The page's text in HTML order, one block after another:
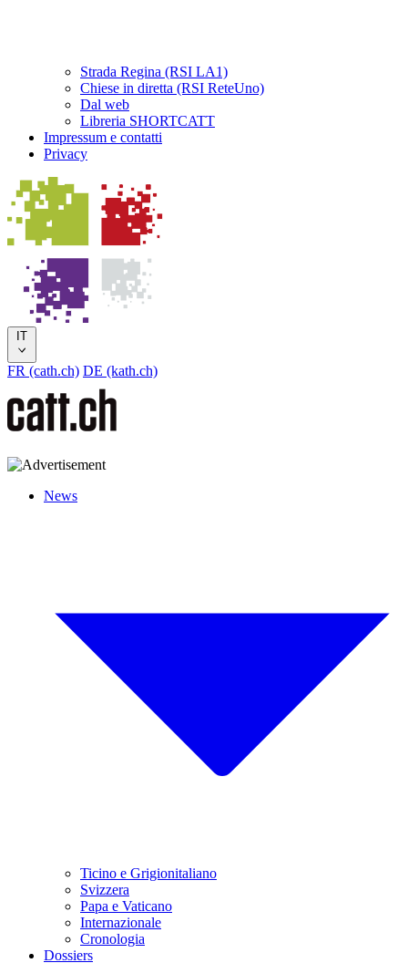
Strada Regina (RSI LA1)
Chiese in diretta (RSI ReteUno)
Dal web
Libreria SHORTCATT
Impressum e contatti
Privacy
IT
FR (cath.ch) DE (kath.ch)
News
Ticino e Grigionitaliano
Svizzera
Papa e Vaticano
Internazionale
Cronologia
Dossiers